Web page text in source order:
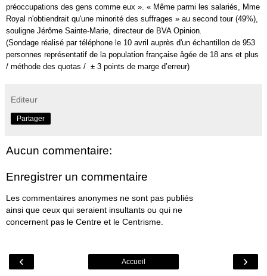
préoccupations des gens comme eux ». « Même parmi les salariés, Mme
Royal n'obtiendrait qu'une minorité des suffrages » au second tour (49%),
souligne Jérôme Sainte-Marie, directeur de BVA Opinion.
(Sondage réalisé par téléphone le 10 avril auprès d'un échantillon de 953
personnes représentatif de la population française âgée de 18 ans et plus
/ méthode des quotas / ± 3 points de marge d’erreur)
Editeur
Partager
Aucun commentaire:
Enregistrer un commentaire
Les commentaires anonymes ne sont pas publiés
ainsi que ceux qui seraient insultants ou qui ne
concernent pas le Centre et le Centrisme.
‹ ›
Accueil